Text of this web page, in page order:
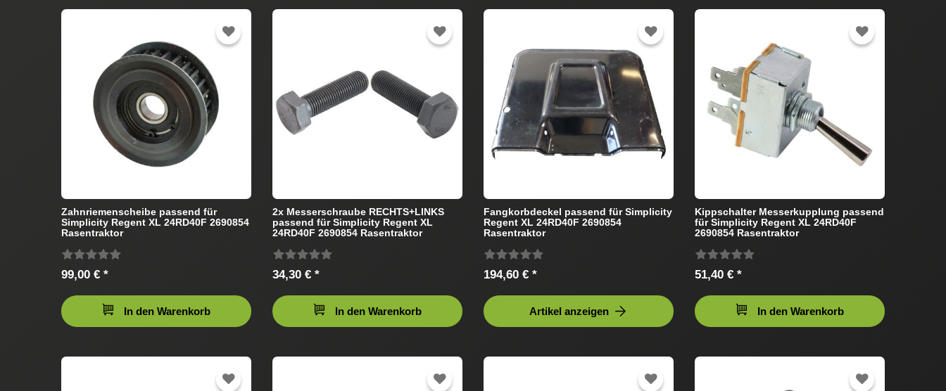
Zahnriemenscheibe passend für
Simplicity Regent XL 24RD40F 2690854
Rasentraktor
99,00 € *
In den Warenkorb
2x Messerschraube RECHTS+LINKS
passend für Simplicity Regent XL
24RD40F 2690854 Rasentraktor
34,30 € *
In den Warenkorb
Fangkorbdeckel passend für Simplicity
Regent XL 24RD40F 2690854
Rasentraktor
194,60 € *
Artikel anzeigen
Kippschalter Messerkupplung passend
für Simplicity Regent XL 24RD40F
2690854 Rasentraktor
51,40 € *
In den Warenkorb